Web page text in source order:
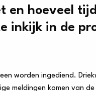
en hoeveel
inkijk in de
worden ingediend.
meldingen komen van